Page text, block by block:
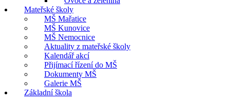
Mateřské školy
MŠ Mařatice
MŠ Kunovice
MŠ Nemocnice
Aktuality z mateřské školy
Kalendář akcí
Přijímací řízení do MŠ
Dokumenty MŠ
Galerie MŠ
Základní škola